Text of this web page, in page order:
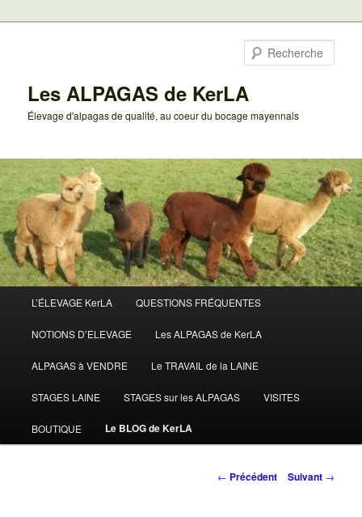
Les ALPAGAS de KerLA
Élevage d'alpagas de qualité, au coeur du bocage mayennais
principal
L’ÉLEVAGE KerLA QUESTIONS FRÉQUENTES
NOTIONS D’ELEVAGE Les ALPAGAS de KerLA
ALPAGAS à VENDRE Le TRAVAIL de la LAINE
STAGES LAINE STAGES sur les ALPAGAS VISITES
BOUTIQUE Le BLOG de KerLA
Navigation
← Précédent Suivant →